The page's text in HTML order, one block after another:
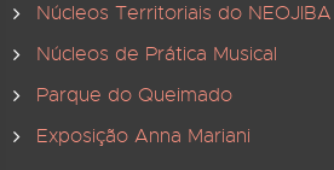
Núcleos Territoriais do NEOJIBA
Núcleos de Prática Musical
Parque do Queimado
Exposição Anna Mariani